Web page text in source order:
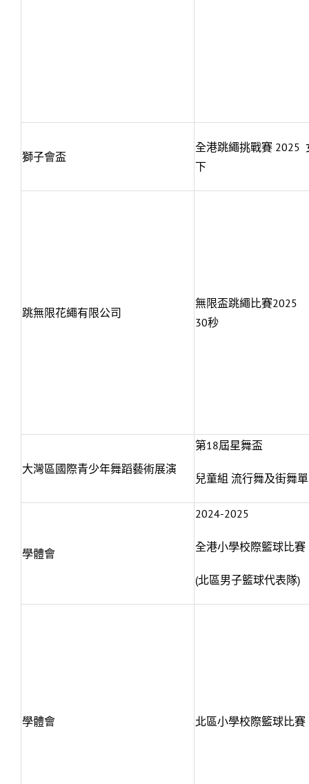
獅子會盃
全港跳繩挑戰賽 2025
下
跳無限花繩有限公司
無限盃跳繩比賽2025
30秒
大灣區國際青少年舞蹈藝術展演
第18屆星舞盃
兒童組 流行舞及街舞
學體會
2024-2025
全港小學校際籃球比賽
(北區男子籃球代表隊)
學體會 北區小學校際籃球比賽